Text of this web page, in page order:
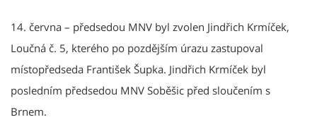
14. června – předsedou MNV byl zvolen Jindřich Krmíček,
Loučná č. 5, kterého po pozdějším úrazu zastupoval
místopředseda František Šupka. Jindřich Krmíček byl
posledním předsedou MNV Soběšic před sloučením s
Brnem.